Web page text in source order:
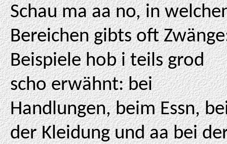
Schau ma aa no, in
Bereichen gibts oft
Beispiele hob i teils grod
scho erwähnt: bei
Handlungen, beim Essn,
der Kleidung und aa bei